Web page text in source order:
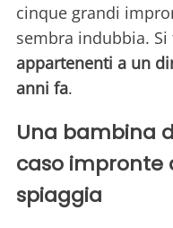
cinque grandi
sembra indubbia.
appartenenti a un
anni fa.
Una bambina
caso impronte
spiaggia